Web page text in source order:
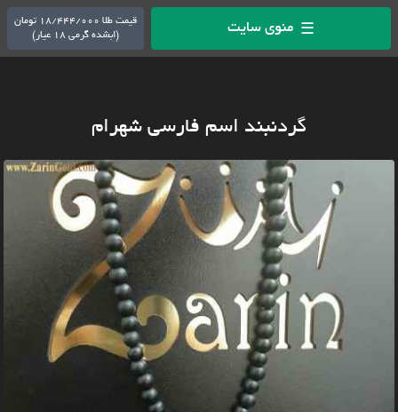
☰ منوی سایت
قیمت طلا 18/444/000 تومان
(ابشده گرمی 18 عیار)
گردنبند اسم فارسی شهرام